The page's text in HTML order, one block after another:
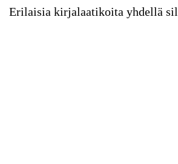
Erilaisia kirjalaatikoita yhdellä